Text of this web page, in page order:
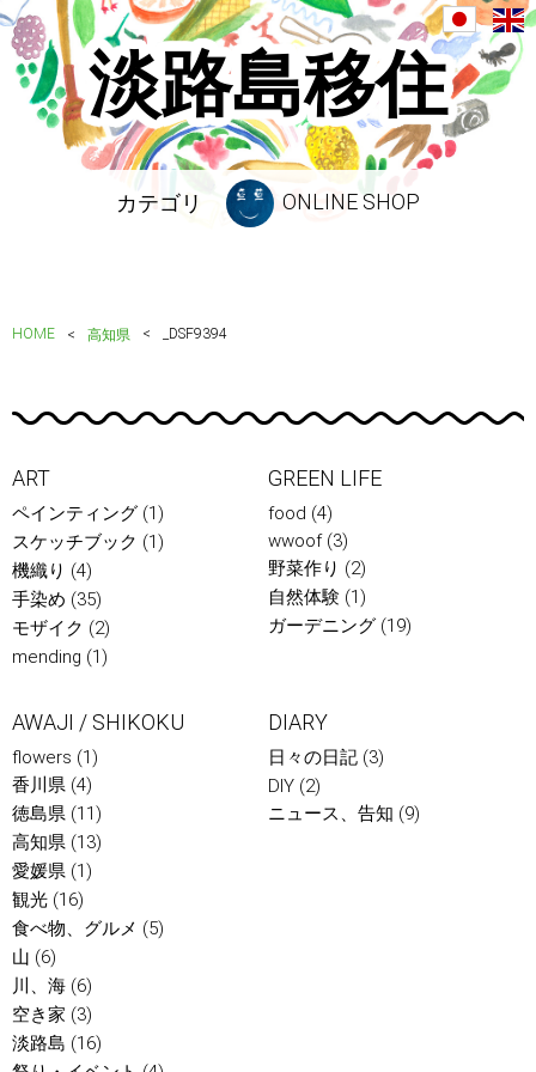
淡路島移住
カテゴリ ONLINE SHOP
HOME 高知県 _DSF9394
ART
ペインティング (1)
スケッチブック (1)
機織り (4)
手染め (35)
モザイク (2)
mending (1)
GREEN LIFE
food (4)
wwoof(3)
野菜作り (2)
自然体験 (1)
ガーデニング (19)
AWAJI / SHIKOKU
flowers (1)
香川県 (4)
徳島県 (11)
高知県 (13)
愛媛県 (1)
観光 (16)
食べ物、グルメ (5)
山 (6)
川、海 (6)
空き家 (3)
淡路島 (16)
DIARY
日々の日記 (3)
DIY (2)
ニュース、告知 (9)